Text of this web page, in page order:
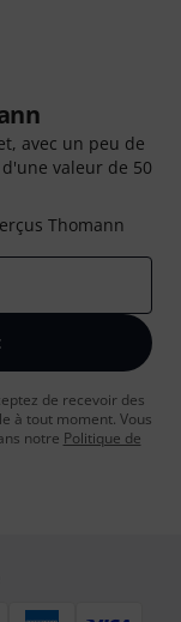
avec un peu de
valeur de 50
Thomann
de recevoir des
à tout moment. Vous
notre Politique de